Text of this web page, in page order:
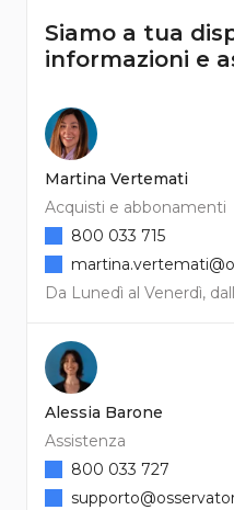
Siamo a tua
informazioni e
Martina Vertemati
Acquisti e abbonamenti
Da Lunedì al Venerdì,
800 033 715
Alessia Barone
Assistenza
800 033 727